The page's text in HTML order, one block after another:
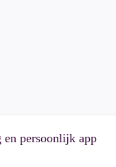
persoonlijk app